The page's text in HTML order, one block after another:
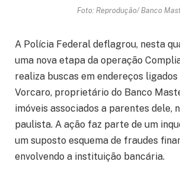
Foto: Reprodução/ Banco
A Polícia Federal deflagrou, nesta
uma nova etapa da operação
realiza buscas em endereços ligados
Vorcaro, proprietário do Banco
imóveis associados a parentes dele,
paulista. A ação faz parte de um
um suposto esquema de fraudes
envolvendo a instituição bancária.